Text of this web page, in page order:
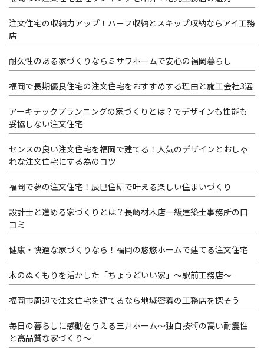
注文住宅の収納力アップ！ハーフ収納とスキップ収納ならアイ工務
店
耐久性のある家づくりならミサワホームで安心の福岡暮らし
福岡で長期優良住宅の注文住宅をおすすめする理由と施工会社3選
アーキテックプランニングの家づくりとは？でデザインも性能も
妥協しない注文住宅
センスの良い注文住宅を福岡で建てる！人気のデザインとおしゃ
れな注文住宅にする為のコツ
福岡で夢の注文住宅！辰巳住研で叶える楽しい住まいづくり
設計士と進める家づくりとは？長崎材木店一級建築士事務所の口
コミ
健康・快適な家づくりなら！福岡の悠悠ホームで建てる注文住宅
木のぬくもりを活かした「ちょうどいい家」～駅前工務店～
福岡市周辺で注文住宅を建てるなら地域密着の工務店を探そう
毎日の暮らしに感動を与える三井ホーム～独自技術の高い耐震性
と高品質な家づくり～